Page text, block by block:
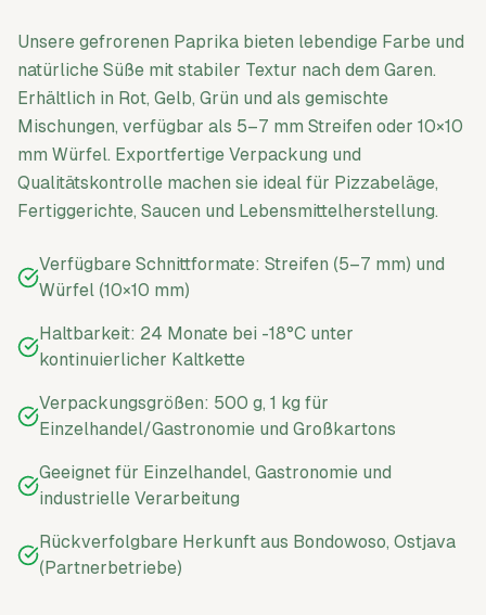
Unsere gefrorenen Paprika bieten lebendige Farbe und
natürliche Süße mit stabiler Textur nach dem Garen.
Erhältlich in Rot, Gelb, Grün und als gemischte
Mischungen, verfügbar als 5–7 mm Streifen oder 10×10
mm Würfel. Exportfertige Verpackung und
Qualitätskontrolle machen sie ideal für Pizzabeläge,
Fertiggerichte, Saucen und Lebensmittelherstellung.
Verfügbare Schnittformate: Streifen (5–7 mm) und
Würfel (10×10 mm)
Haltbarkeit: 24 Monate bei -18°C unter
kontinuierlicher Kaltkette
Verpackungsgrößen: 500 g, 1 kg für
Einzelhandel/Gastronomie und Großkartons
Geeignet für Einzelhandel, Gastronomie und
industrielle Verarbeitung
Rückverfolgbare Herkunft aus Bondowoso, Ostjava
(Partnerbetriebe)